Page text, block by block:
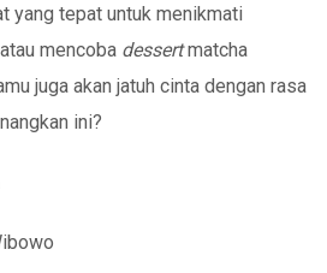
yang tepat untuk menikmati
mencoba dessertmatcha
juga akan jatuh cinta dengan rasa
ini?